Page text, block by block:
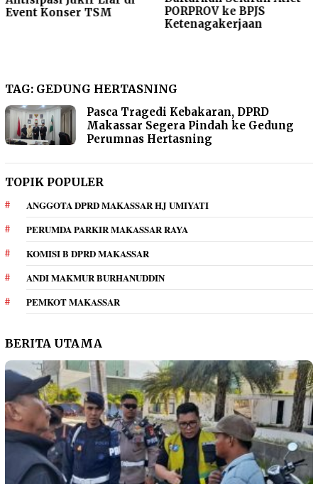
Event Konser TSM
PORPROV ke BPJS
Ketenagakerjaan
TAG: GEDUNG HERTASNING
Pasca Tragedi Kebakaran, DPRD
Makassar Segera Pindah ke Gedung
Perumnas Hertasning
TOPIK POPULER
ANGGOTA DPRD MAKASSAR HJ UMIYATI
PERUMDA PARKIR MAKASSAR RAYA
KOMISI B DPRD MAKASSAR
ANDI MAKMUR BURHANUDDIN
PEMKOT MAKASSAR
BERITA UTAMA